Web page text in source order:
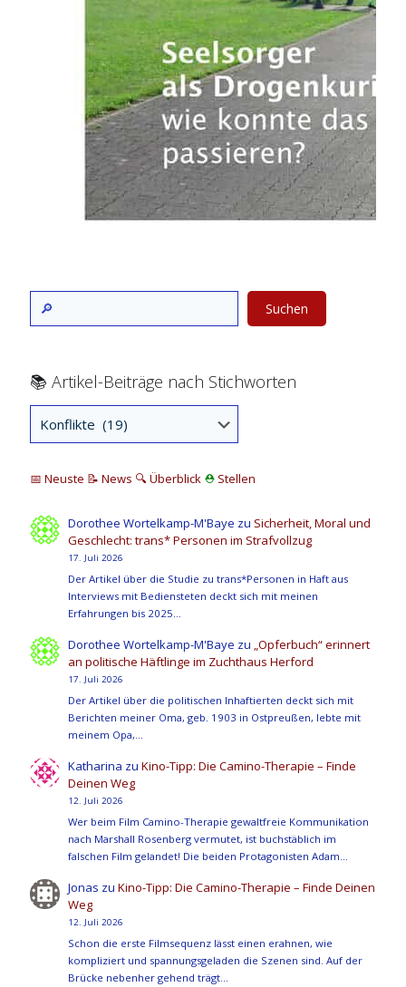
Suchen
📚 Artikel-Beiträge nach Stichworten
📅 Neuste 📝 News 🔍 Überblick ⛑ Stellen
Dorothee Wortelkamp-M'Baye zu Sicherheit, Moral und
Geschlecht: trans* Personen im Strafvollzug
17. Juli 2026
Der Artikel über die Studie zu trans*Personen in Haft aus
Interviews mit Bediensteten deckt sich mit meinen
Erfahrungen bis 2025…
Dorothee Wortelkamp-M'Baye zu „Opferbuch“ erinnert
an politische Häftlinge im Zuchthaus Herford
17. Juli 2026
Der Artikel über die politischen Inhaftierten deckt sich mit
Berichten meiner Oma, geb. 1903 in Ostpreußen, lebte mit
meinem Opa,…
Katharina zuKino-Tipp: Die Camino-Therapie – Finde
Deinen Weg
12. Juli 2026
Wer beim Film Camino-Therapie gewaltfreie Kommunikation
nach Marshall Rosenberg vermutet, ist buchstäblich im
falschen Film gelandet! Die beiden Protagonisten Adam…
Jonas zuKino-Tipp: Die Camino-Therapie – Finde Deinen
Weg
12. Juli 2026
Schon die erste Filmsequenz lässt einen erahnen, wie
kompliziert und spannungsgeladen die Szenen sind. Auf der
Brücke nebenher gehend trägt…